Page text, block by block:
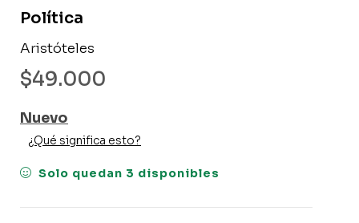
Política
Aristóteles
$49.000
Nuevo
¿Qué significa esto?
Solo quedan 3 disponibles